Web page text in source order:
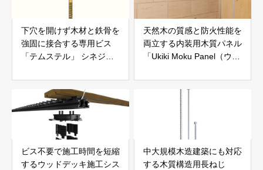
下穴を開けず木材と鉄骨を
強固に接合する専用ビス
「テムステル」 シネジッ
天然木の質感と防火性能を
両立する内装用木質パネル
「Ukiki Moku Panel（ウキ
社サンパテック
ビス不要で施工時間を短縮
するウッドデッキ施工シス
中大規模木造建築にも対応
する木質構造用長ねじ